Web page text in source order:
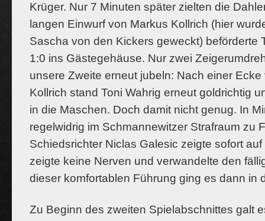
Krüger. Nur 7 Minuten später zielten die
langen Einwurf von Markus Kollrich (hier
Sascha von den Kickers geweckt) beförderte
1:0 ins Gästegehäuse. Nur zwei
unsere Zweite erneut jubeln: Nach einer
Kollrich stand Toni Wahrig erneut goldrichtig
in die Maschen. Doch damit nicht genug. In
regelwidrig im Schmannewitzer Strafraum zu
Schiedsrichter Niclas Galesic zeigte sofort
zeigte keine Nerven und verwandelte den
dieser komfortablen Führung ging es dann in
Zu Beginn des zweiten Spielabschnittes galt